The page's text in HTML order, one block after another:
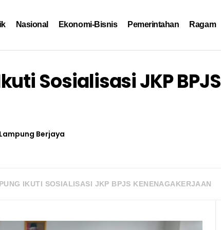
Nasional Ekonomi-Bisnis Pemerintahan Ragam
Sosialisasi JKP BPJS
Lampung Berjaya
IKUTI SOSIALISASI JKP BPJS KENENAGAKERJAAN